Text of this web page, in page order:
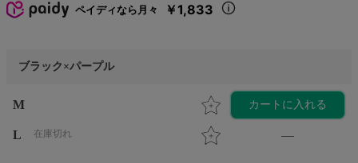
ペイディなら月々 ￥1,833
ブラック×パープル
M カートに入れる
L 在庫切れ —